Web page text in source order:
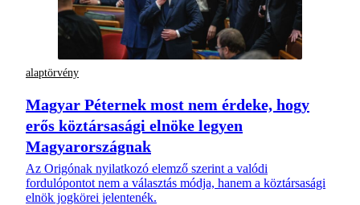
alaptörvény
Magyar Péternek most nem érdeke, hogy
erős köztársasági elnöke legyen
Magyarországnak
Az Origónak nyilatkozó elemző szerint a valódi
fordulópontot nem a választás módja, hanem a köztársasági
elnök jogkörei jelentenék.